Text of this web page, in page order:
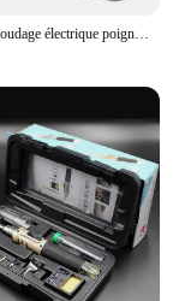
Station de soudage électrique poignée de fer à souder, chauffage en céramique poignée de pistolet à Air chaud, accessoires pour 8586D 8586